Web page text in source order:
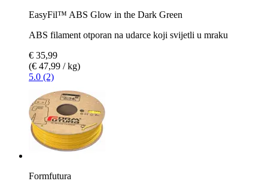
EasyFil™ ABS Glow in the Dark Green
ABS filament otporan na udarce koji svijetli u mraku
€ 35,99
(€ 47,99 / kg)
5.0 (2)
Formfutura